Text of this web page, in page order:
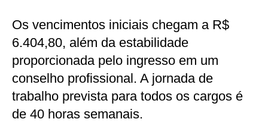
Os vencimentos iniciais chegam a R$
6.404,80, além da estabilidade
proporcionada pelo ingresso em um
conselho profissional. A jornada de
trabalho prevista para todos os cargos é
de 40 horas semanais.